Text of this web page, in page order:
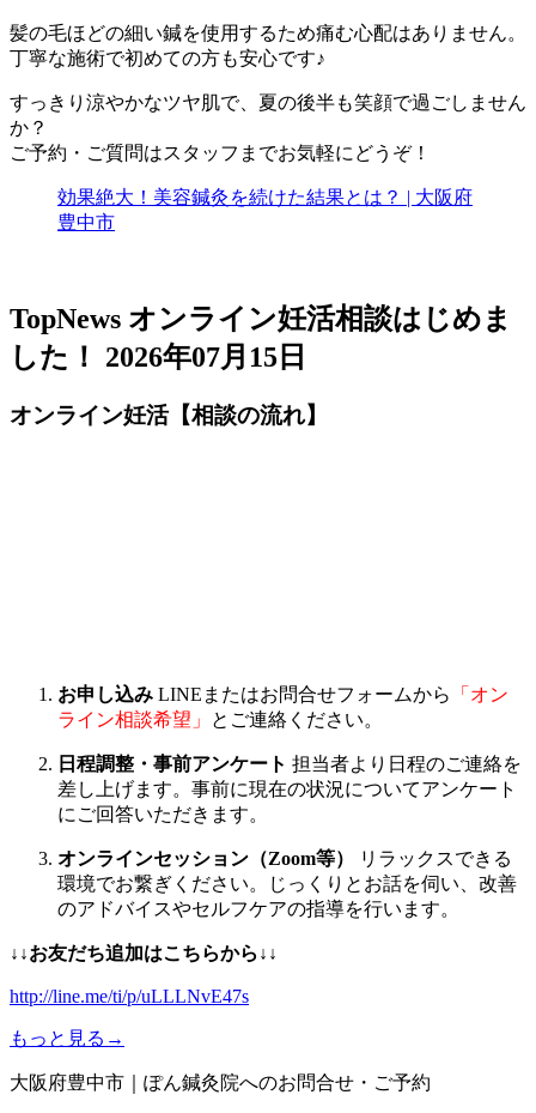
髪の毛ほどの細い鍼を使用するため痛む心配はありません。
丁寧な施術で初めての方も安心です♪
すっきり涼やかなツヤ肌で、夏の後半も笑顔で過ごしません
か？
ご予約・ご質問はスタッフまでお気軽にどうぞ！
効果絶大！美容鍼灸を続けた結果とは？ | 大阪府
豊中市
TopNews オンライン妊活相談はじめま
した！
2026年07月15日
オンライン妊活【相談の流れ】
お申し込み LINEまたはお問合せフォームから
「オン
ライン相談希望」
とご連絡ください。
日程調整・事前アンケート 担当者より日程のご連絡を
差し上げます。事前に現在の状況についてアンケート
にご回答いただきます。
オンラインセッション（Zoom等）
リラックスできる
環境でお繋ぎください。じっくりとお話を伺い、改善
のアドバイスやセルフケアの指導を行います。
↓↓お友だち追加はこちらから ↓↓
http://line.me/ti/p/uLLLNvE47s
もっと見る→
大阪府豊中市｜ぽん鍼灸院へのお問合せ・ご予約